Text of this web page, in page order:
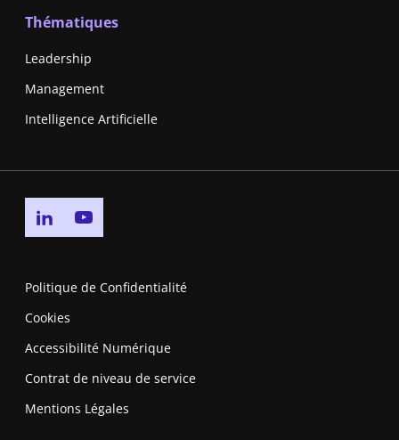
Thématiques
Leadership
Management
Intelligence Artificielle
Go to linkedin page
Politique de Confidentialité
Cookies
Accessibilité Numérique
Contrat de niveau de service
Mentions Légales